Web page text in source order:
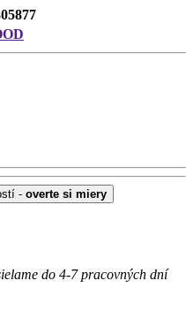
- overte si miery
do 4-7 pracovných dní